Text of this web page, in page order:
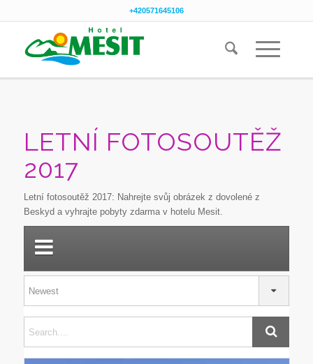
+420571645106
LETNÍ FOTOSOUTĚŽ
2017
Letní fotosoutěž 2017: Nahrejte svůj obrázek z dovolené z
Beskyd a vyhrajte pobyty zdarma v hotelu Mesit.